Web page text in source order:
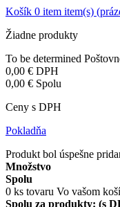
Košík 0 item item(s)
Žiadne produkty
To be determined
0,00 € DPH
0,00 € Spolu
Ceny s DPH
Pokladňa
Produkt bol úspešne
Množstvo
Spolu
0 ks tovaru Vo vašom
Spolu za produkty: (s